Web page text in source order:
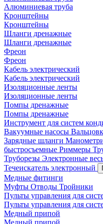
Алюминиевая труба
Кронштейны
Кронштейны
Шланги дренажные
Шланги дренажные
Фреон
Фреон
Кабель электрический
Кабель электрический
Изоляционные ленты
Изоляционные ленты
Помпы дренажные
Помпы дренажные
Инструмент для систем
Вакуумные насосы
Зарядные шланги
быстросъемные Риммеры
Труборезы Электронные
Течеискатель электронный
Медные фитинги
Муфты Отводы Тройники
Пульты управления для
Пульты управления для
Медный припой
Медный припой